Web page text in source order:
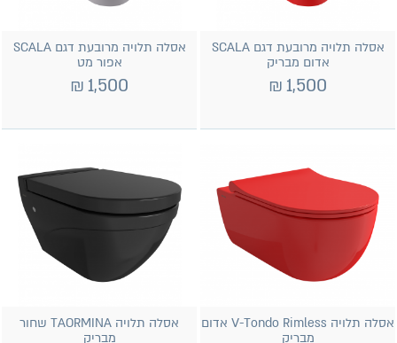
אסלה תלויה מרובעת דגם SCALA
אדום מבריק
1,500
₪
אסלה תלויה מרובעת דגם SCALA
אפור מט
1,500
₪
אסלה תלויה V-Tondo Rimless אדום
מבריק
אסלה תלויה TAORMINA שחור
מבריק